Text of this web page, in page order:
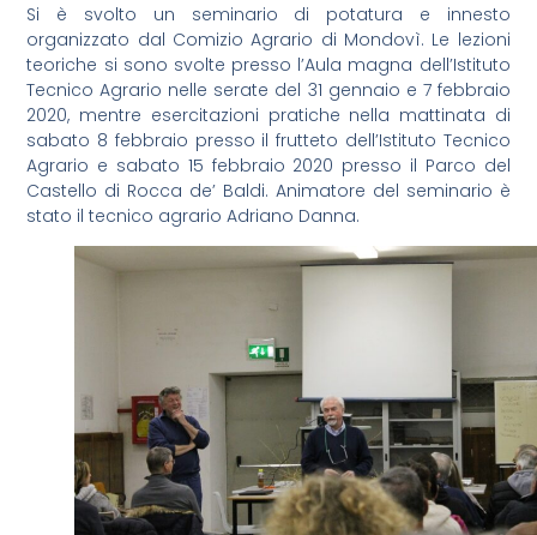
Si è svolto un seminario di potatura e innesto
organizzato dal Comizio Agrario di Mondovì. Le lezioni
teoriche si sono svolte presso l’Aula magna dell’Istituto
Tecnico Agrario nelle serate del 31 gennaio e 7 febbraio
2020, mentre esercitazioni pratiche nella mattinata di
sabato 8 febbraio presso il frutteto dell’Istituto Tecnico
Agrario e sabato 15 febbraio 2020 presso il Parco del
Castello di Rocca de’ Baldi. Animatore del seminario è
stato il tecnico agrario Adriano Danna.